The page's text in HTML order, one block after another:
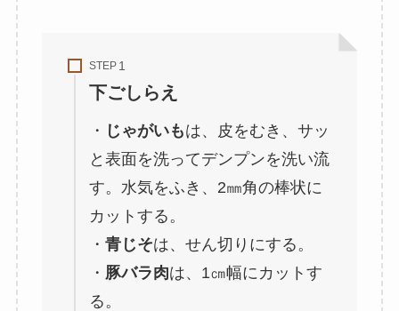
STEP
下ごしらえ
・ じゃがいもは、皮をむき、サッ
と表面を洗ってデンプンを洗い流
す。水気をふき、2㎜角の棒状に
カットする。
・ 青じそは、せん切りにする。
・ 豚バラ肉は、1㎝幅にカットす
る。